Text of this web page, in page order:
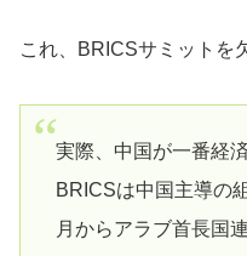
これ、BRICSサミットを
実際、中国が一番経
BRICSは中国主導の
月からアラブ首長国